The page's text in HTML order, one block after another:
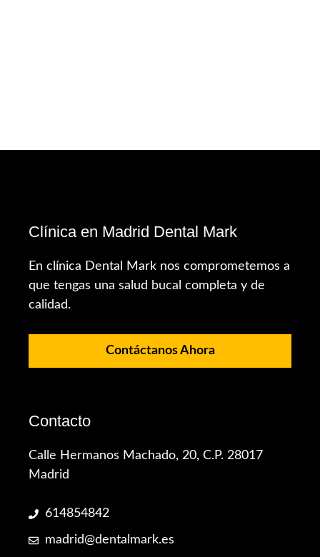
Clínica en Madrid Dental Mark
En clínica Dental Mark nos comprometemos a
que tengas una salud bucal completa y de
calidad.
Contáctanos Ahora
Contacto
Calle Hermanos Machado, 20, C.P. 28017
Madrid
614854842
madrid@dentalmark.es